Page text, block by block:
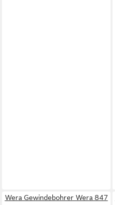
Wera Gewindebohrer Wera 847